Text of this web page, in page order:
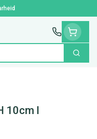
Zoek
10cm l